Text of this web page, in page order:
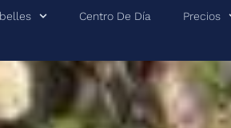
Centro De Día Precios